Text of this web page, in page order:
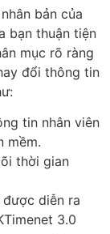
bản của
bạn thuận tiện
mục rõ ràng
đổi thông tin
tin nhân viên
mềm.
thời gian
diễn ra
3.0